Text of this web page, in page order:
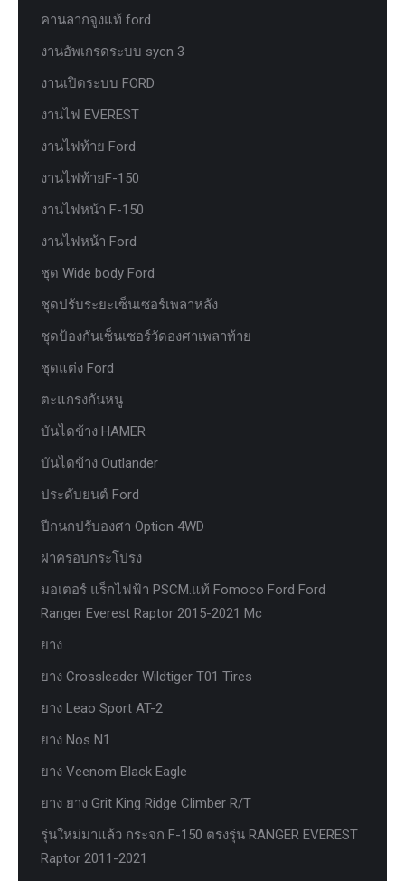
คานลากจูงแท้ ford
งานอัพเกรดระบบ sycn 3
งานเปิดระบบ FORD
งานไฟ EVEREST
งานไฟท้าย Ford
งานไฟท้ายF-150
งานไฟหน้า F-150
งานไฟหน้า Ford
ชุด Wide body Ford
ชุดปรับระยะเซ็นเซอร์เพลาหลัง
ชุดป้องกันเซ็นเซอร์วัดองศาเพลาท้าย
ชุดแต่ง Ford
ตะแกรงกันหนู
บันไดข้าง HAMER
บันไดข้าง Outlander
ประดับยนต์ Ford
ปีกนกปรับองศา Option 4WD
ฝาครอบกระโปรง
มอเตอร์ แร็กไฟฟ้า PSCM.แท้ Fomoco Ford Ford
Ranger Everest Raptor 2015-2021 Mc
ยาง
ยาง Crossleader Wildtiger T01 Tires
ยาง Leao Sport AT-2
ยาง Nos N1
ยาง Veenom Black Eagle
ยาง ยาง Grit King Ridge Climber R/T
รุ่นใหม่มาแล้ว กระจก F-150 ตรงรุ่น RANGER EVEREST
Raptor 2011-2021